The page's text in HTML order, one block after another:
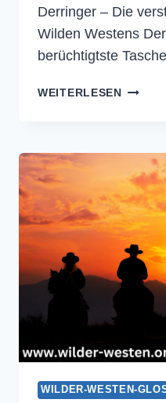
Derringer – Die
Wilden Westens
berüchtigtste
WEITERLESEN
WILDER-WESTEN-